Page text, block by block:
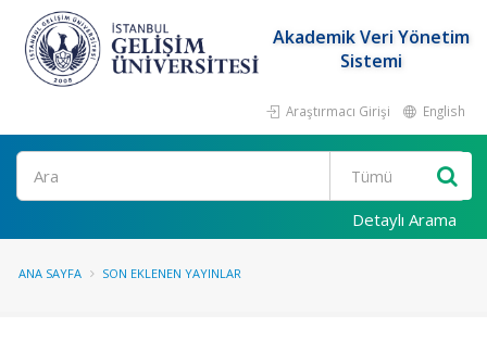
Akademik Veri Yönetim
Sistemi
Araştırmacı Girişi English
Ara
Detaylı Arama
ANA SAYFA SON EKLENEN YAYINLAR